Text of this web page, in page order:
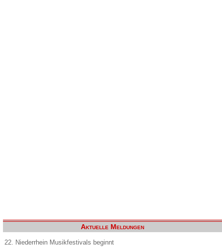
Aktuelle Meldungen
22. Niederrhein Musikfestivals beginnt